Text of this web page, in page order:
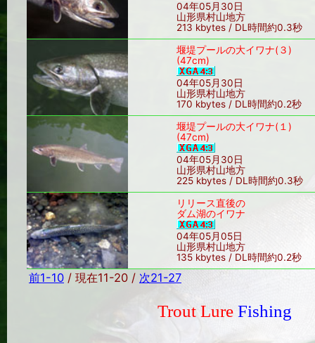
04年05月30日
山形県村山地方
213 kbytes / DL時間約0.3秒
堰堤プールの大イワナ(３)
(47cm)
04年05月30日
山形県村山地方
170 kbytes / DL時間約0.2秒
堰堤プールの大イワナ(１)
(47cm)
04年05月30日
山形県村山地方
225 kbytes / DL時間約0.3秒
リリース直後の
ダム湖のイワナ
04年05月05日
山形県村山地方
135 kbytes / DL時間約0.2秒
前1-10 / 現在11-20 / 次21-27
Trout Lure Fishing